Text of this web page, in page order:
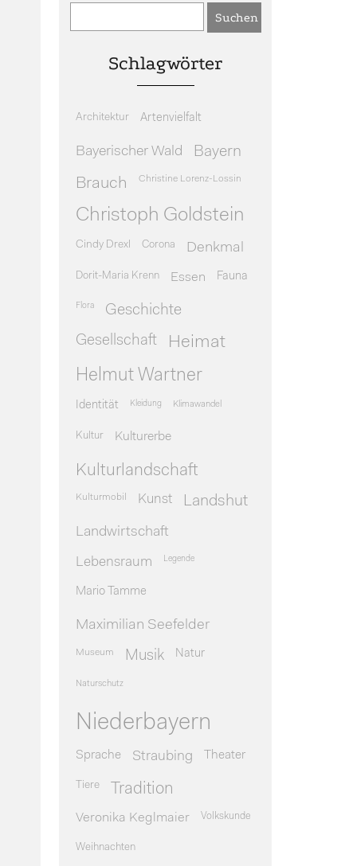
Schlagwörter
Architektur Artenvielfalt
Bayerischer Wald Bayern
Brauch Christine Lorenz-Lossin
Christoph Goldstein
Cindy Drexl Corona Denkmal
Dorit-Maria Krenn Essen Fauna
Flora Geschichte
Gesellschaft
Heimat
Helmut Wartner
Identität Kleidung Klimawandel
Kultur Kulturerbe
Kulturlandschaft
Kulturmobil Kunst Landshut
Landwirtschaft
Lebensraum Legende
Mario Tamme
Maximilian Seefelder
Museum Musik Natur
Naturschutz
Niederbayern
Sprache Straubing Theater
Tiere Tradition
Veronika Keglmaier Volkskunde
Weihnachten